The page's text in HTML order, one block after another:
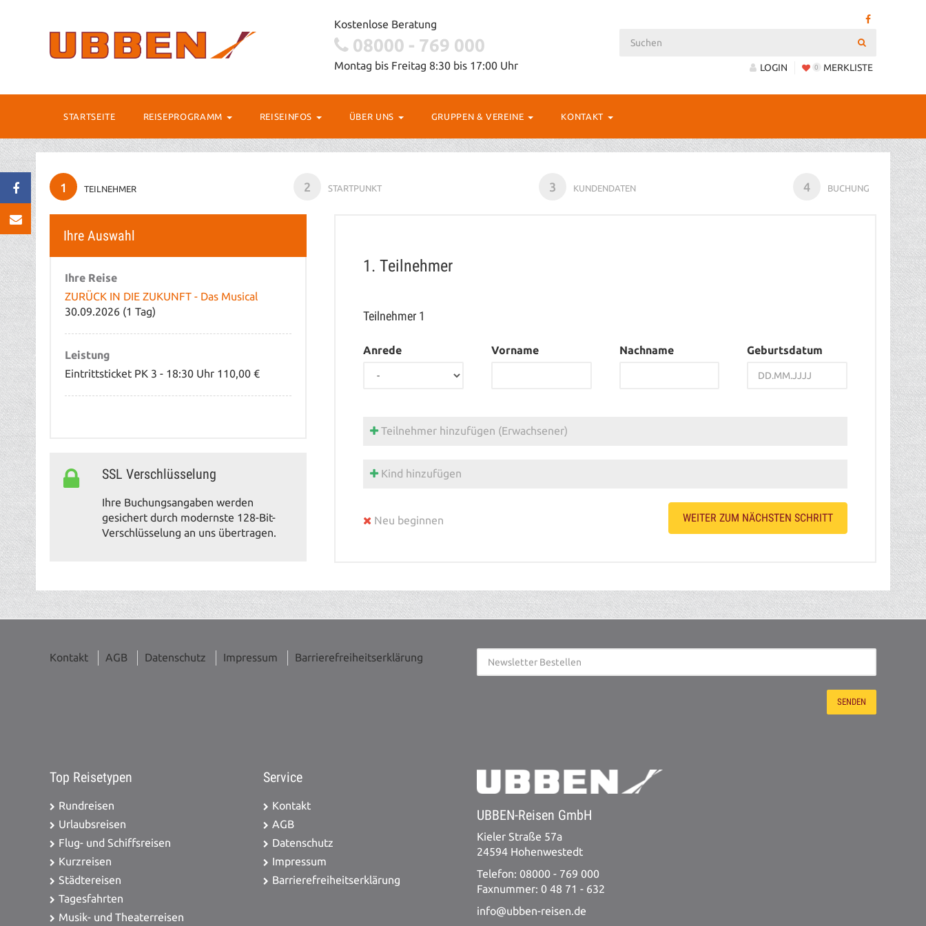
Kostenlose Beratung
08000 - 769 000
Montag bis Freitag 8:30 bis 17:00 Uhr LOGIN 0 MERKLISTE
STARTSEITE REISEPROGRAMM REISEINFOS ÜBER UNS GRUPPEN & VEREINE KONTAKT
1 TEILNEHMER 2 STARTPUNKT 3 KUNDENDATEN 4 BUCHUNG
1. Teilnehmer
Teilnehmer 1
Anrede Vorname Nachname Geburtsdatum
Teilnehmer hinzufügen (Erwachsener)
Kind hinzufügen
WEITER ZUM NÄCHSTEN SCHRITT
Neu beginnen
Ihre Auswahl
Ihre Reise
ZURÜCK IN DIE ZUKUNFT - Das Musical
30.09.2026 (1 Tag)
Leistung
Eintrittsticket PK 3 - 18:30 Uhr 110,00 €
SSL Verschlüsselung
Ihre Buchungsangaben werden
gesichert durch modernste 128-Bit-
Verschlüsselung an uns übertragen.
Kontakt AGB Datenschutz Impressum Barrierefreiheitserklärung
Top Reisetypen
Rundreisen
Urlaubsreisen
Flug- und Schiffsreisen
Kurzreisen
Städtereisen
Tagesfahrten
Musik- und Theaterreisen
Service
Kontakt
AGB
Datenschutz
Impressum
Barrierefreiheitserklärung
UBBEN-Reisen GmbH
Kieler Straße 57a
24594 Hohenwestedt
Telefon: 08000 - 769 000
Faxnummer: 0 48 71 - 632
info@ubben-reisen.de